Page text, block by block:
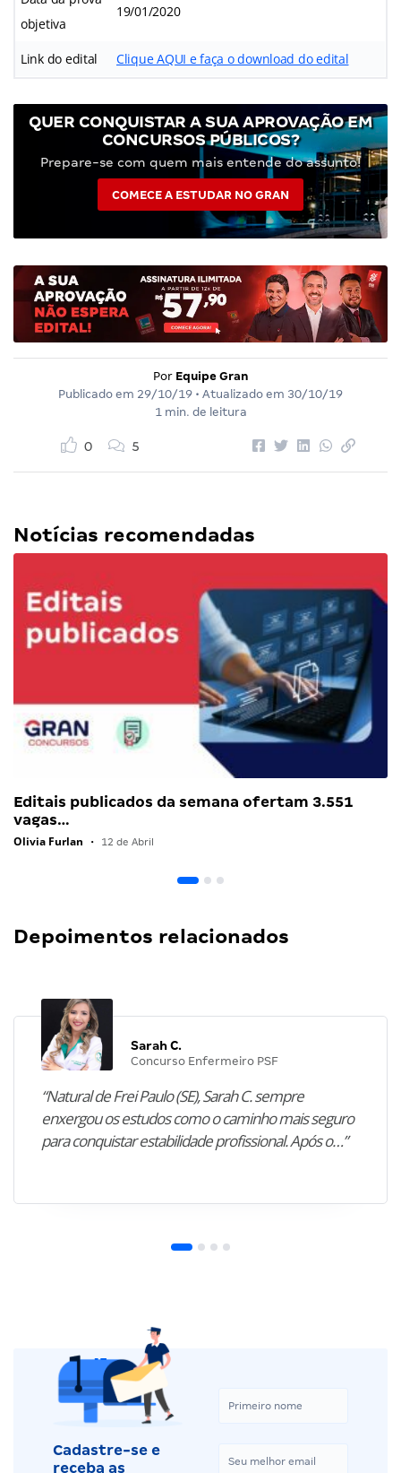
objetiva
19/01/2020
Link do edital Clique AQUI e faça o download do edital
QUER CONQUISTAR A SUA APROVAÇÃO EM
CONCURSOS PÚBLICOS?
Prepare-se com quem mais entende do assunto!
COMECE A ESTUDAR NO GRAN
Por Equipe Gran
Publicado em 29/10/19 • Atualizado em 30/10/19
1 min. de leitura
0 5
Notícias recomendadas
Editais publicados da semana ofertam 3.551
vagas…
Olivia Furlan • 12 de Abril
Depoimentos relacionados
Sarah C.
Concurso Enfermeiro PSF
“Natural de Frei Paulo (SE), Sarah C. sempre
enxergou os estudos como o caminho mais seguro
para conquistar estabilidade profissional. Após o…”
Cadastre-se e
receba as